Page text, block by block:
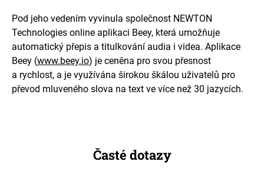
Pod jeho vedením vyvinula společnost NEWTON
Technologies online aplikaci Beey, která umožňuje
automatický přepis a titulkování audia i videa. Aplikace
Beey (www.beey.io) je ceněna pro svou přesnost
a rychlost, a je využívána širokou škálou uživatelů pro
převod mluveného slova na text ve více než 30 jazycích.
Časté dotazy